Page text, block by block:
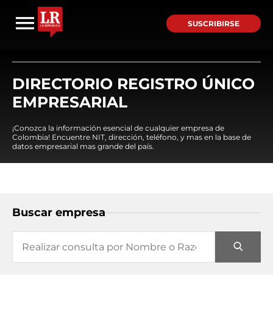
SUSCRIBIRSE
DIRECTORIO REGISTRO ÚNICO
EMPRESARIAL
¡Conozca la información esencial de cualquier empresa de
Colombia! Encuentre NIT, dirección, teléfono, y mas en la base de
datos empresarial mas grande del país.
Buscar empresa